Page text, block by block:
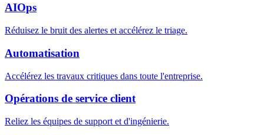
AIOps
Réduisez le bruit des alertes et accélérez le triage.
Automatisation
Accélérez les travaux critiques dans toute l'entreprise.
Opérations de service client
Reliez les équipes de support et d'ingénierie.